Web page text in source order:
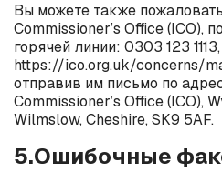
Вы можете также
Commissioner’s Office (ICO),
горячей линии: 0303 123
https://ico.org.uk/concerns/
отправив им письмо по
Commissioner’s Office (ICO),
Wilmslow, Cheshire, SK9 5AF.
5.Ошибочные